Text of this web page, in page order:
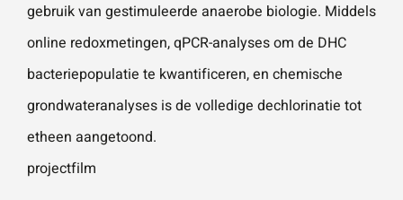
VERSTU
UR JE
AANVRA
gebruik van gestimuleerde anaerobe biologie. Middels
online redoxmetingen, qPCR-analyses om de DHC
bacteriepopulatie te kwantificeren, en chemische
grondwateranalyses is de volledige dechlorinatie tot
etheen aangetoond.
projectfilm